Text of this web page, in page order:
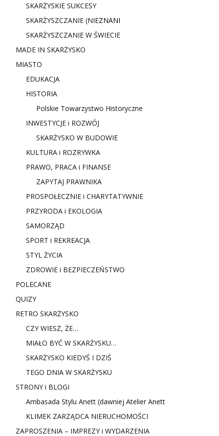
SKARŻYSKIE SUKCESY
SKARŻYSZCZANIE (NIEZNANI
SKARŻYSZCZANIE W ŚWIECIE
MADE IN SKARŻYSKO
MIASTO
EDUKACJA
HISTORIA
Polskie Towarzystwo Historyczne
INWESTYCJE i ROZWÓJ
SKARŻYSKO W BUDOWIE
KULTURA i ROZRYWKA
PRAWO, PRACA i FINANSE
ZAPYTAJ PRAWNIKA
PROSPOŁECZNIE i CHARYTATYWNIE
PRZYRODA i EKOLOGIA
SAMORZĄD
SPORT i REKREACJA
STYL ŻYCIA
ZDROWIE i BEZPIECZEŃSTWO
POLECANE
QUIZY
RETRO SKARŻYSKO
CZY WIESZ, ŻE…
MIAŁO BYĆ W SKARŻYSKU…
SKARŻYSKO KIEDYŚ I DZIŚ
TEGO DNIA W SKARŻYSKU
STRONY i BLOGI
Ambasada Stylu Anett (dawniej Atelier Anett
KLIMEK ZARZĄDCA NIERUCHOMOŚCI
ZAPROSZENIA – IMPREZY i WYDARZENIA